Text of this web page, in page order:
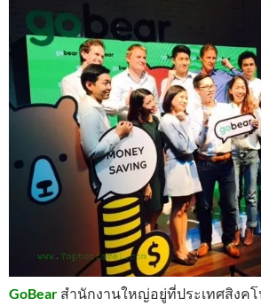
GoBear สำนักงานใหญ่อยู่ที่ประเทศสิงคโ